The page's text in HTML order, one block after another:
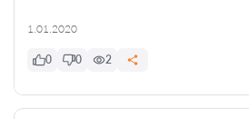
1.01.2020
0 0 2